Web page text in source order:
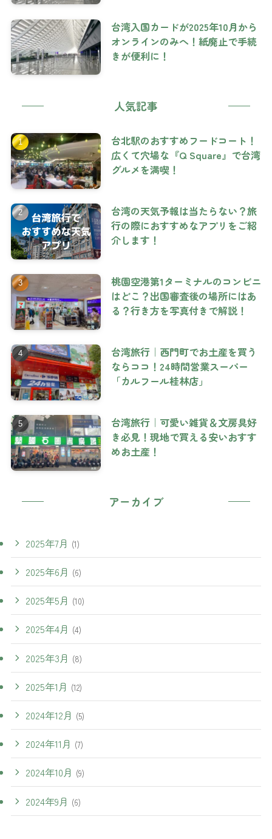
台湾入国カードが2025年10月から
オンラインのみへ！紙廃止で手続
きが便利に！
人気記事
台北駅のおすすめフードコート！
広くて穴場な『Q Square』で台湾
グルメを満喫！
台湾の天気予報は当たらない？旅
行の際におすすめなアプリをご紹
介します！
桃園空港第1ターミナルのコンビニ
はどこ？出国審査後の場所にはあ
る？行き方を写真付きで解説！
台湾旅行｜西門町でお土産を買う
ならココ！24時間営業スーパー
「カルフール桂林店」
台湾旅行｜可愛い雑貨＆文房具好
き必見！現地で買える安いおすす
めお土産！
アーカイブ
2025年7月 (1)
2025年6月 (6)
2025年5月 (10)
2025年4月 (4)
2025年3月 (8)
2025年1月 (12)
2024年12月 (5)
2024年11月 (7)
2024年10月 (9)
2024年9月 (6)